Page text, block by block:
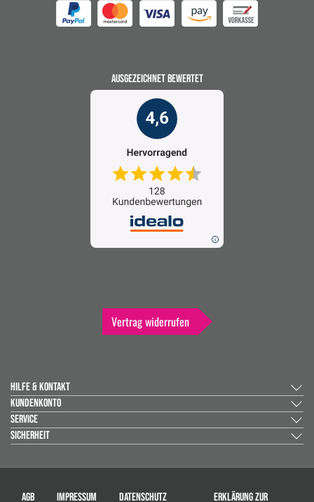
AUSGEZEICHNET BEWERTET
Vertrag widerrufen
HILFE & KONTAKT
KUNDENKONTO
SERVICE
SICHERHEIT
AGB IMPRESSUM DATENSCHUTZ ERKLÄRUNG ZUR